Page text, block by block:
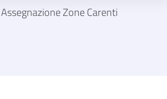
Assegnazione Zone Carenti​